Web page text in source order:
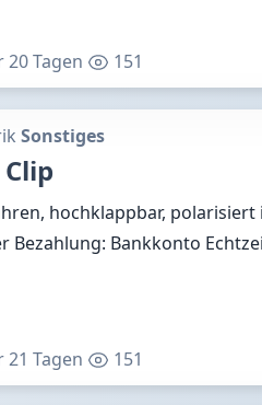
20 Tagen 151
Sonstiges
hochklappbar,
Bezahlung: Bankkonto
21 Tagen 151